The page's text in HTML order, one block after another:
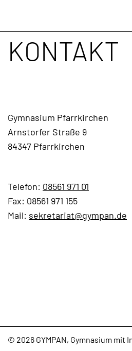
KONTAKT
Gymnasium Pfarrkirchen
Arnstorfer Straße 9
84347 Pfarrkirchen
Telefon: 08561 971 01
Fax: 08561 971 155
Mail: sekretariat@gympan.de
© 2026 GYMPAN, Gymnasium mit